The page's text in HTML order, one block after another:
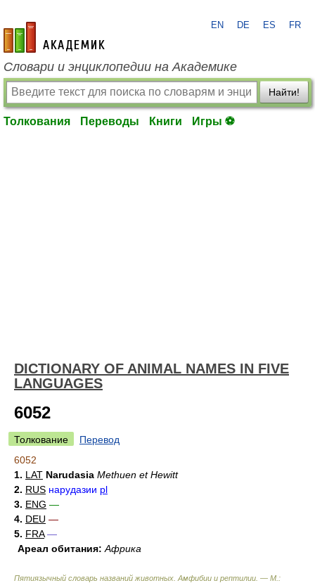
academic.ru
EN DE ES FR
Словари и энциклопедии на Академике
Найти!
Толкования Переводы Книги Игры ⚽
DICTIONARY OF ANIMAL NAMES IN FIVE
LANGUAGES
6052
Толкование
Перевод
6052
1. LAT Narudasia Methuen et Hewitt
2. RUS нарудазии pl
3. ENG —
4. DEU —
5. FRA —
Ареал обитания: Африка
Пятиязычный словарь названий животных. Амфибии и рептилии. — М.: